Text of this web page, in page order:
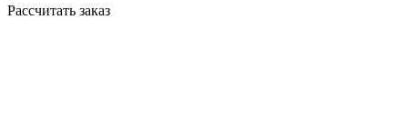
Рассчитать заказ